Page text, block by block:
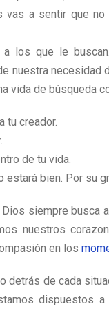
vas a sentir que
a los que le
nuestra necesidad
vida de búsqueda
tu creador.
de tu vida.
estará bien. Por su
siempre busca
nuestros
en los
detrás de cada
dispuestos